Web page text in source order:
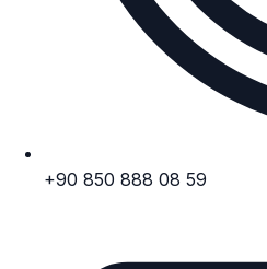
+90 850 888 08 59